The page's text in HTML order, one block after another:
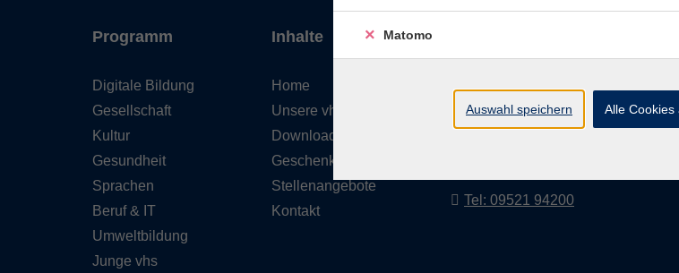
Programm
Digitale Bildung
Gesellschaft
Kultur
Gesundheit
Sprachen
Beruf & IT
Umweltbildung
Junge vhs
Inhalte
Home
Unsere vhs
Downloads
Geschenkgutschein
Stellenangebote
Kontakt
Hofheimer Str. 20
97437 Haßfurt
Tel: 09521 94200
Matomo
Auswahl speichern Alle